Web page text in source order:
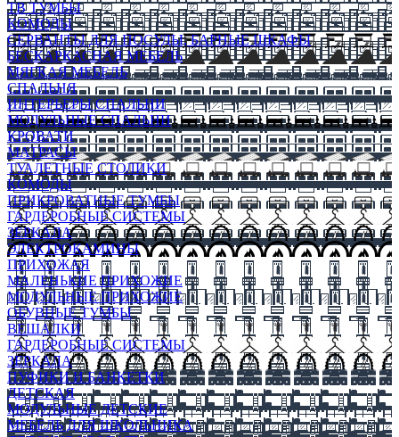
ТВ ТУМБЫ
КОМОДЫ
СЕРВАНТЫ ДЛЯ ПОСУДЫ, БАРНЫЕ ШКАФЫ
БЕСКАРКАСНАЯ МЕБЕЛЬ
МЯГКАЯ МЕБЕЛЬ
СПАЛЬНЯ
ИНТЕРЬЕРЫ СПАЛЬНИ
МОДУЛЬНЫЕ СПАЛЬНИ
КРОВАТИ
МАТРАСЫ
ТУАЛЕТНЫЕ СТОЛИКИ
КОМОДЫ
ПРИКРОВАТНЫЕ ТУМБЫ
ГАРДЕРОБНЫЕ СИСТЕМЫ
ЗЕРКАЛА
ЭЛЕКТРОКАМИНЫ
ПРИХОЖАЯ
МАЛЕНЬКИЕ ПРИХОЖИЕ
МОДУЛЬНЫЕ ПРИХОЖИЕ
ОБУВНЫЕ ТУМБЫ
ВЕШАЛКИ
ГАРДЕРОБНЫЕ СИСТЕМЫ
ЗЕРКАЛА
ПУФИКИ И БАНКЕТКИ
ДЕТСКАЯ
МОДУЛЬНЫЕ ДЕТСКИЕ
МЕБЕЛЬ ДЛЯ ШКОЛЬНИКА